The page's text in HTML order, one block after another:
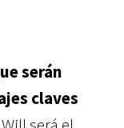
serán
claves